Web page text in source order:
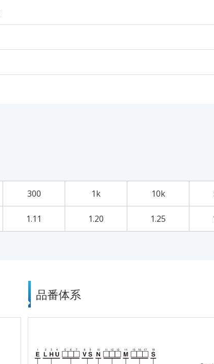
300 1k 10k
1.11 1.20 1.25
品番体系